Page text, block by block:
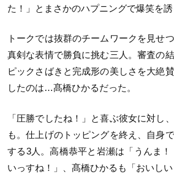
た！」とまさかのハプニングで爆笑を誘
トークでは抜群のチームワークを見せ
真剣な表情で勝負に挑む三人。審査の
ピックさばきと完成形の美しさを大絶
したのは…髙橋ひかるだった。
「圧勝でしたね！」と喜ぶ彼女に対し
も。仕上げのトッピングを終え、自身
する3人。高橋恭平と岩瀬は「うんま！
いっすね！」、髙橋ひかるも「おいし